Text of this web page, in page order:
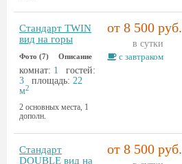
Стандарт TWIN
вид на горы
Фото (7) Описание
комнат: 1
гостей:
3
площадь: 22
м2
2 основных места, 1
дополн.
от 8 500 руб.
в сутки
с завтраком
Стандарт
DOUBLE вид на
от 8 500 руб.